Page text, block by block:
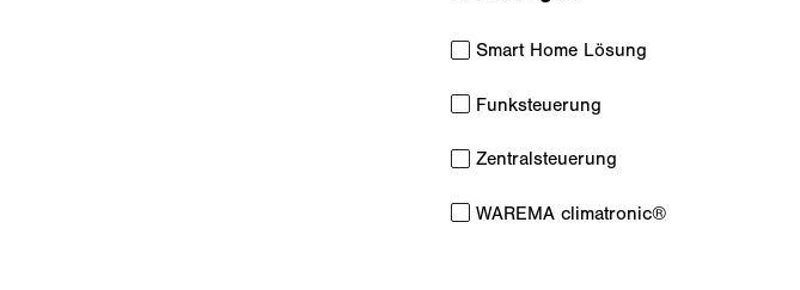
Smart Home Lösung
Funksteuerung
Zentralsteuerung
WAREMA climatronic®